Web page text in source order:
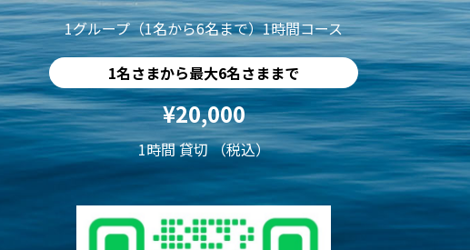
1グループ（1名から6名まで）1時間コース
1名さまから最大6名さままで
¥20,000
1時間 貸切 （税込）